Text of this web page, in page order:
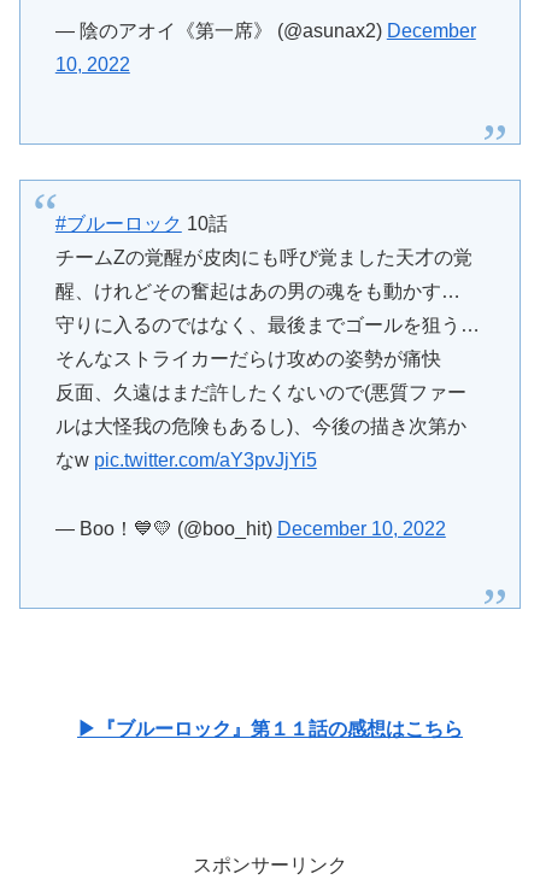
— 陰のアオイ《第一席》 (@asunax2) December
10, 2022
#ブルーロック 10話
チームZの覚醒が皮肉にも呼び覚ました天才の覚
醒、けれどその奮起はあの男の魂をも動かす…
守りに入るのではなく、最後までゴールを狙う…
そんなストライカーだらけ攻めの姿勢が痛快
反面、久遠はまだ許したくないので(悪質ファー
ルは大怪我の危険もあるし)、今後の描き次第か
なw pic.twitter.com/aY3pvJjYi5
— Boo！💙💛 (@boo_hit) December 10, 2022
▶『ブルーロック』第１１話の感想はこちら
スポンサーリンク